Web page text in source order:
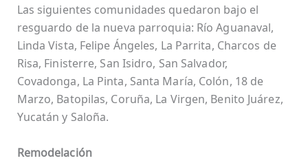
Las siguientes comunidades quedaron bajo el
resguardo de la nueva parroquia: Río Aguanaval,
Linda Vista, Felipe Ángeles, La Parrita, Charcos de
Risa, Finisterre, San Isidro, San Salvador,
Covadonga, La Pinta, Santa María, Colón, 18 de
Marzo, Batopilas, Coruña, La Virgen, Benito Juárez,
Yucatán y Saloña.
Remodelación